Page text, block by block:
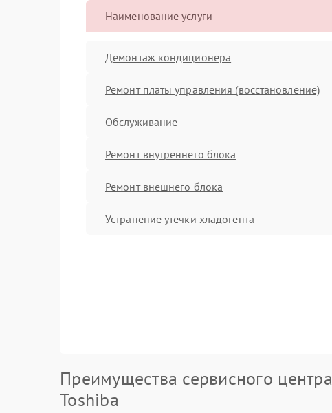
Наименование услуги
Демонтаж кондиционера
Ремонт платы управления (восстановление)
Обслуживание
Ремонт внутреннего блока
Ремонт внешнего блока
Устранение утечки хладогента
Преимущества сервисного центра
Toshiba